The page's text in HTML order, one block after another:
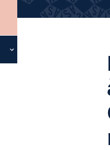
Sélectionnez
la